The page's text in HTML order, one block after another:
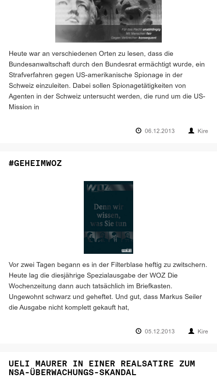
Heute war an verschiedenen Orten zu lesen, dass die
Bundesanwaltschaft durch den Bundesrat ermächtigt wurde, ein
Strafverfahren gegen US-amerikanische Spionage in der
Schweiz einzuleiten. Dabei sollen Spionagetätigkeiten von
Agenten in der Schweiz untersucht werden, die rund um die US-
Mission in
06.12.2013 Kire
#GEHEIMWOZ
Vor zwei Tagen begann es in der Filterblase heftig zu zwitschern.
Heute lag die diesjährige Spezialausgabe der WOZ Die
Wochenzeitung dann auch tatsächlich im Briefkasten.
Ungewohnt schwarz und geheftet. Und gut, dass Markus Seiler
die Ausgabe nicht komplett gekauft hat,
05.12.2013 Kire
UELI MAURER IN EINER REALSATIRE ZUM
NSA-ÜBERWACHUNGS-SKANDAL